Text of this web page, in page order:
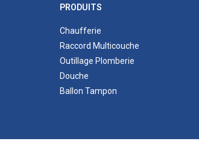
PRODUITS
Chaufferie
Raccord Multicouche
Outillage Plomberie
Douche
Ballon Tampon